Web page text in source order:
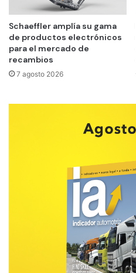
Schaeffler amplía su gama
de productos electrónicos
para el mercado de
recambios
7 agosto 2026